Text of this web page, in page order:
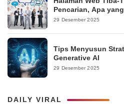
Pencarian, Apa
29 Desember 2025
Tips Menyusun
Generative AI
29 Desember 2025
DAILY VIRAL